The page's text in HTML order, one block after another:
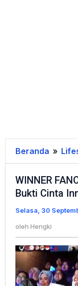
Beranda »
WINNER
Bukti Cinta
Selasa, 30
oleh Hengki